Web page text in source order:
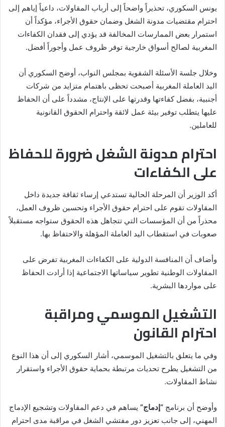
يونس السكوري، تحذيراً واضحاً إلى أرباب المقاولات، داعياً إياهم إلى
احترام مقتضيات مدونة الشغل وضمان حقوق الأجراء، مؤكداً أن
استمرار بعض الممارسات المخالفة قد يؤدي إلى فقدان الكفاءات
المغربية لصالح أسواق خارجية توفر ظروف عمل وأجوراً أفضل.
وخلال جلسة الأسئلة الشفوية بمجلس النواب، أوضح السكوري أن
اليد العاملة المغربية أصبحت تحظى باهتمام متزايد من شركات
أجنبية، بفضل كفاءتها وقدرتها على الإنتاج، مشدداً على أن الحفاظ
عليها يتطلب توفير بيئة عمل لائقة واحترام الحقوق القانونية
للعاملين.
احترام مدونة الشغل ضرورة للحفاظ
على الكفاءات
أكد الوزير أن المرحلة الحالية تستدعي إرساء ثقافة جديدة داخل
المقاولات تقوم على احترام حقوق الأجراء وتحسين ظروف العمل،
محذراً من أن المؤسسات التي تتجاهل هذه الحقوق ستواجه مستقبلاً
صعوبات في استقطاب اليد العاملة المؤهلة والاحتفاظ بها.
وأضاف أن المنافسة الدولية على الكفاءات المغربية تفرض على
المقاولات الوطنية تطوير سياساتها الاجتماعية إذا أرادت الحفاظ
على مواردها البشرية.
التشغيل الموسمي ومراقبة
احترام القانون
وفي ما يتعلق بالتشغيل الموسمي، أشار السكوري إلى أن هذا النوع
من التشغيل يطرح تحديات مرتبطة بحماية حقوق الأجراء واستقرار
نشاط المقاولات.
وأوضح أن برنامج “إدماج” يساهم في دعم المقاولات وتشجيع الإدماج
المهني، إلى جانب تعزيز دور مفتشي الشغل في مراقبة مدى احترام